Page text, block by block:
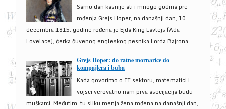
Samo dan kasnije ali i mnogo godina pre
rođenja Grejs Hoper, na današnji dan, 10.
decembra 1815. godine rođena je Ejda King Lavlejs (Ada
Lovelace), ćerka čuvenog engleskog pesnika Lorda Bajrona, ...
Grejs Hoper: do ratne mornarice do
kompajlera i buba
Kada govorimo o IT sektoru, matematici i
vojsci verovatno nam prva asocijacija budu
muškarci. Međutim, tu sliku menja žena rođena na današnji dan,